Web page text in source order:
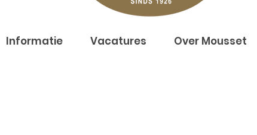
Informatie Vacatures Over Mousset